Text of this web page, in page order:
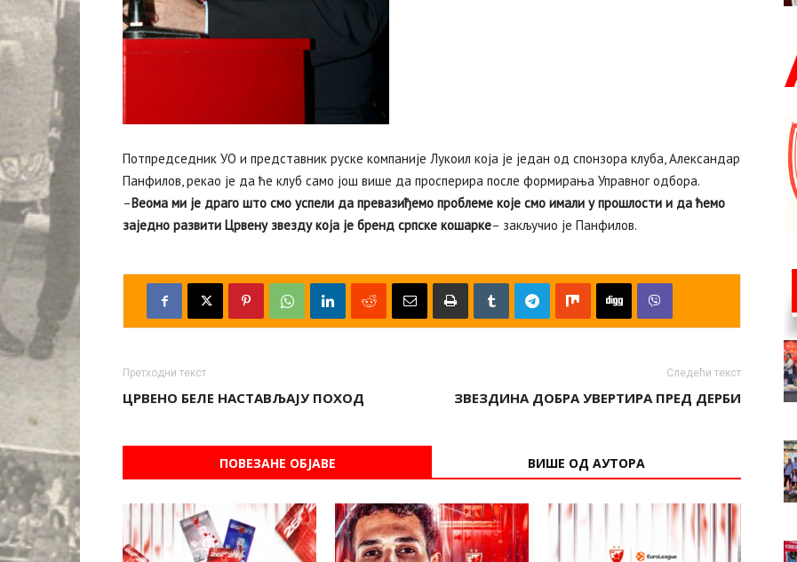
Потпредседник УО и представник руске компаније Лукоил која је један од спонзора клуба, Александар
Панфилов, рекао је да ће клуб само још више да просперира после формирања Управног одбора.
–Веома ми је драго што смо успели да превазиђемо проблеме које смо имали у прошлости и да ћемо
заједно развити Црвену звезду која је бренд српске кошарке– закључио је Панфилов.
Претходни текст
ЦРВЕНО БЕЛЕ НАСТАВЉАЈУ ПОХОД
Следећи текст
ЗВЕЗДИНА ДОБРА УВЕРТИРА ПРЕД ДЕРБИ
ПОВЕЗАНЕ ОБЈАВЕ ВИШЕ ОД АУТОРА